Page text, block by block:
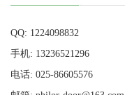
QQ: 1224098832
手机: 13236521296
电话: 025-86605576